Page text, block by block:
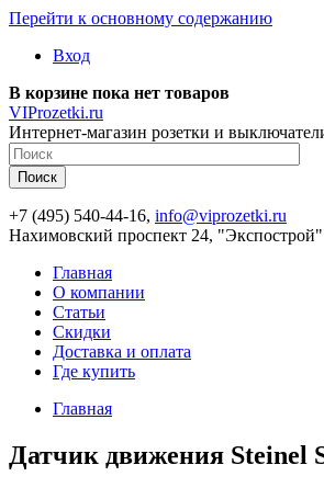
Перейти к основному содержанию
Вход
В корзине пока нет товаров
VIProzetki.ru
Интернет-магазин розетки и
+7 (495) 540-44-16, info@viprozetki.ru
Нахимовский проспект 24, "Экспострой"
Главная
О компании
Статьи
Скидки
Доставка и оплата
Где купить
Главная
Датчик движения Steinel